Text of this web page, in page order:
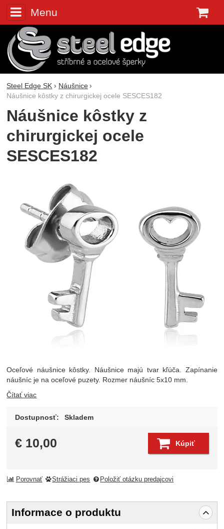
Menu
Steel Edge SK
Náušnice
Náušnice kôstky z chirurgickej ocele SESCES182
Náušnice kôstky z
chirurgickej ocele
SESCES182
Oceľové náušnice kôstky. Náušnice majú tvar kľúča. Zapínanie
náušníc je na oceľové puzety. Rozmer náušníc 5x10 mm.
Čítať viac
Dostupnosť: Skladem
€ 10,00 Kúpiť
Porovnať Strážiaci pes Položiť otázku predajcovi
Informace o produktu